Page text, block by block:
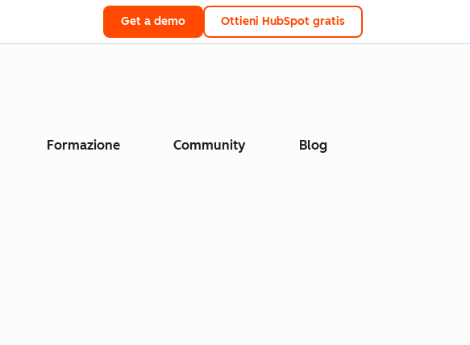
Get a demo Ottieni HubSpot gratis
Formazione Community Blog